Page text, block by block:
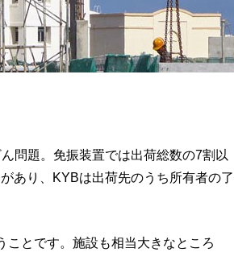
問題。免振装置では出荷総数の7割以
あり、KYBは出荷先のうち所有者の了
とです。施設も相当大きなところ